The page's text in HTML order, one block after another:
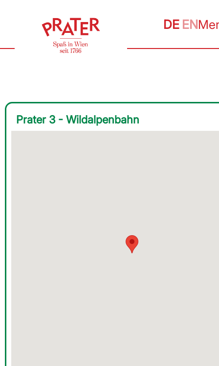
DE EN
Prater 3 - Wildalpenbahn